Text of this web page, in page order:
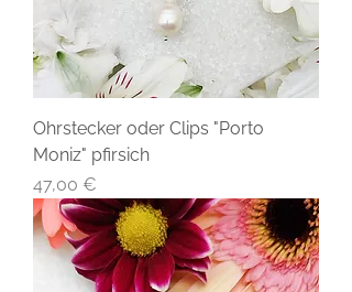
Ohrstecker oder Clips "Porto
Moniz" pfirsich
Preis
47,00 €